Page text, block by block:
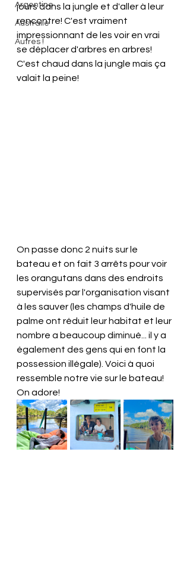
Argentine
Australie
Autres !
jours dans la jungle et d'aller à leur
rencontre! C'est vraiment
impressionnant de les voir en vrai
se déplacer d'arbres en arbres!
C'est chaud dans la jungle mais ça
valait la peine!
On passe donc 2 nuits sur le
bateau et on fait 3 arrêts pour voir
les orangutans dans des endroits
supervisés par l'organisation visant
à les sauver (les champs d'huile de
palme ont réduit leur habitat et leur
nombre a beaucoup diminué... il y a
également des gens qui en font la
possession illégale). Voici à quoi
ressemble notre vie sur le bateau!
On adore!